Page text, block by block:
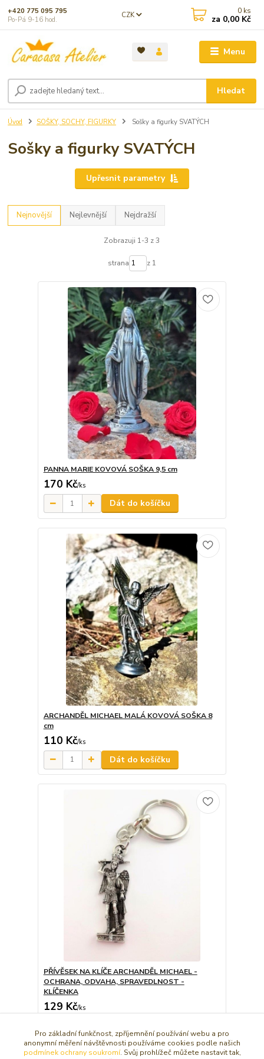
Menu
CZK
Hledat
+420 775 095 795
Po-Pá 9-16 hod.
0 ks
za 0,00 Kč
Úvod SOŠKY, SOCHY, FIGURKY Sošky a figurky SVATÝCH
Sošky a figurky SVATÝCH
Upřesnit parametry
Nejnovější Nejlevnější Nejdražší
Zobrazuji 1-3 z 3
strana z 1
PANNA MARIE KOVOVÁ SOŠKA 9,5 cm
170 Kč/ks
Dát do košíčku
ARCHANDĚL MICHAEL MALÁ KOVOVÁ SOŠKA 8
cm
110 Kč/ks
Dát do košíčku
PŘÍVĚSEK NA KLÍČE ARCHANDĚL MICHAEL -
OCHRANA, ODVAHA, SPRAVEDLNOST -
KLÍČENKA
129 Kč/ks
Pro základní funkčnost, zpříjemnění používání webu a pro
anonymní měření návštěvnosti používáme cookies podle našich
podmínek ochrany soukromí. Svůj prohlížeč můžete nastavit tak,